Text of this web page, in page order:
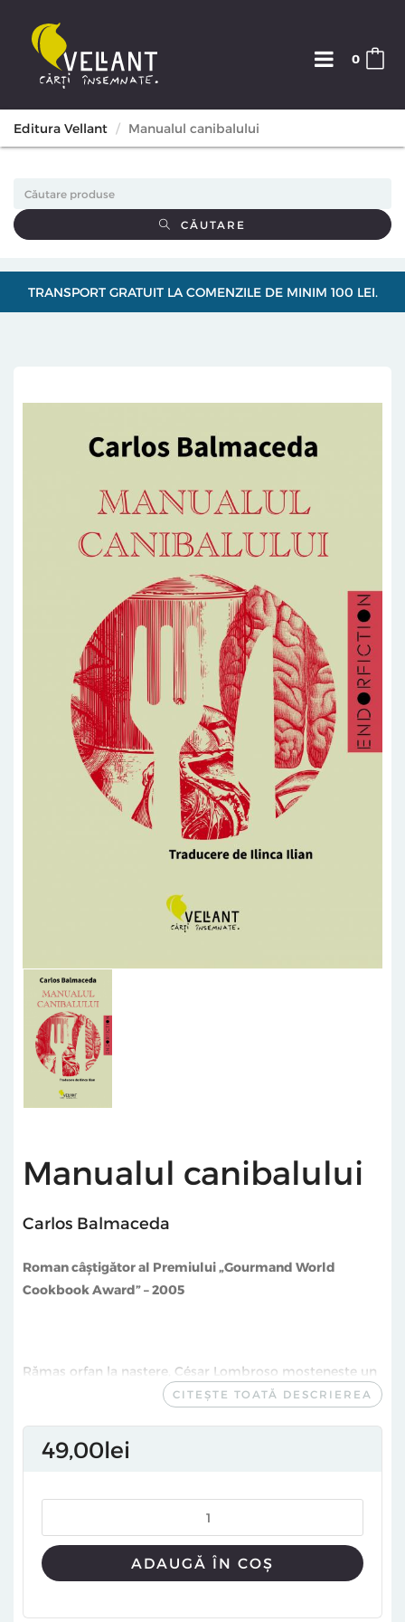
0
Editura Vellant Manualul canibalului
CĂUTARE
TRANSPORT GRATUIT LA COMENZILE DE MINIM 100 LEI.
Manualul canibalului
Carlos Balmaceda
Roman câștigător al Premiului „Gourmand World
Cookbook Award” – 2005
Rămas orfan la naștere, César Lombroso moștenește un
restaurant: faimosul Almacén Buenos Aires din stațiunea
vechile dulapuri, păstrat în siguranță în ciuda
calamităților care au lovit timp de un secol localul,
formule întunecate care, preparate fără scrupule, pot
răscoli simțurile până la limita tolerabilului. Mulțumită
CITEȘTE TOATĂ DESCRIEREA
49 00lei
ADAUGĂ ÎN COȘ